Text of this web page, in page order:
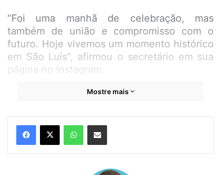
“Foi uma manhã de celebração, mas
também de união e compromisso com o
futuro. Hoje vivemos um momento histórico
em São Luís”, afirmou o secretário em sua
página no Instagram.
Sob a liderança do deputado federal Aluísio
Republicanos tem crescido e se fortalecido
no Maranhão nos últimos dois anos,
consolidando-se como um partido sério,
Mais uma vez, Aluísio Mendes demonstrou
Mostre mais